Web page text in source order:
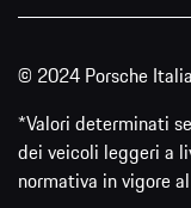
© 2024 Porsche
*Valori determinati
dei veicoli leggeri a
normativa in vigore